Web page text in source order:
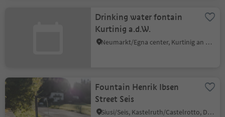
Drinking water fontain
Kurtinig a.d.W.
Neumarkt/Egna center, Kurtinig an der Weinstraße/Cortina sulla Strada del Vino, Alto Adige Wine Road
Fountain Henrik Ibsen
Street Seis
Siusi/Seis, Kastelruth/Castelrotto, Dolomites Region Seiser Alm